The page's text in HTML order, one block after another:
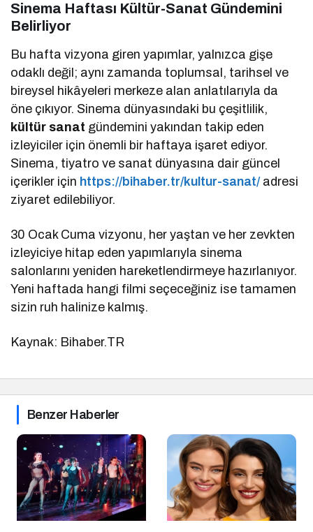
Sinema Haftası Kültür-Sanat Gündemini
Belirliyor
Bu hafta vizyona giren yapımlar, yalnızca gişe
odaklı değil; aynı zamanda toplumsal, tarihsel ve
bireysel hikâyeleri merkeze alan anlatılarıyla da
öne çıkıyor. Sinema dünyasındaki bu çeşitlilik,
kültür sanat gündemini yakından takip eden
izleyiciler için önemli bir haftaya işaret ediyor.
Sinema, tiyatro ve sanat dünyasına dair güncel
içerikler için https://bihaber.tr/kultur-sanat/adresi
ziyaret edilebiliyor.
30 Ocak Cuma vizyonu, her yaştan ve her zevkten
izleyiciye hitap eden yapımlarıyla sinema
salonlarını yeniden hareketlendirmeye hazırlanıyor.
Yeni haftada hangi filmi seçeceğiniz ise tamamen
sizin ruh halinize kalmış.
Kaynak: Bihaber.TR
Benzer Haberler